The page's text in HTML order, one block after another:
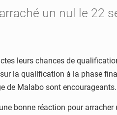
un nul le 22
leurs chances de
la qualification à la phase
de Malabo sont encourageants.
bonne réaction pour